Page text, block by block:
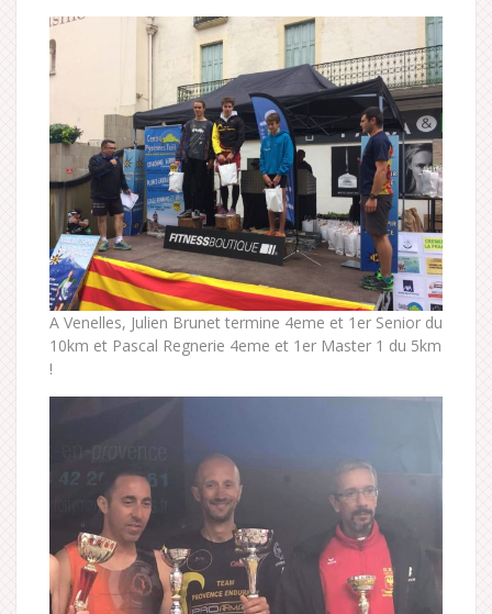
A Venelles, Julien Brunet termine 4eme et 1er Senior du
10km et Pascal Regnerie 4eme et 1er Master 1 du 5km
!